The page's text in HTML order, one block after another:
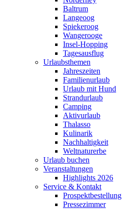
Baltrum
Langeoog
Spiekeroog
Wangerooge
Insel-Hopping
Tagesausflug
Urlaubsthemen
Jahreszeiten
Familienurlaub
Urlaub mit Hund
Strandurlaub
Camping
Aktivurlaub
Thalasso
Kulinarik
Nachhaltigkeit
Weltnaturerbe
Urlaub buchen
Veranstaltungen
Highlights 2026
Service & Kontakt
Prospektbestellung
Pressezimmer